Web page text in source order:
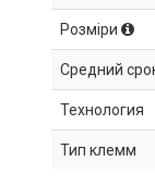
Розміри
Средний
Технология
Тип клемм